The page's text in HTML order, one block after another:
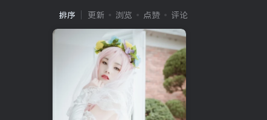
排序 更新 浏览 点赞 评论